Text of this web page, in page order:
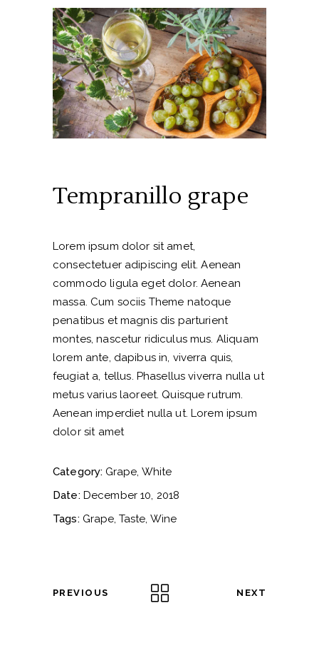
Tempranillo grape
Lorem ipsum dolor sit amet,
consectetuer adipiscing elit. Aenean
commodo ligula eget dolor. Aenean
massa. Cum sociis Theme natoque
penatibus et magnis dis parturient
montes, nascetur ridiculus mus. Aliquam
lorem ante, dapibus in, viverra quis,
feugiat a, tellus. Phasellus viverra nulla ut
metus varius laoreet. Quisque rutrum.
Aenean imperdiet nulla ut. Lorem ipsum
dolor sit amet
Category: Grape White
Date: December 10, 2018
Tags: Grape Taste Wine
PREVIOUS NEXT